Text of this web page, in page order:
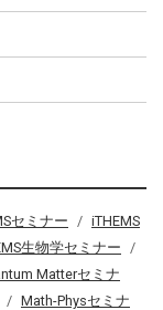
セミナー
iTHEMS
生物学セミナー
Matterセミナ
Math-Physセミナ